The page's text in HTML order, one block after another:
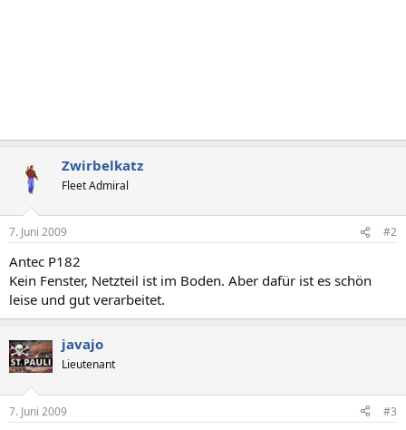
Zwirbelkatz
Fleet Admiral
7. Juni 2009 #2
Antec P182
Kein Fenster, Netzteil ist im Boden. Aber dafür ist es schön
leise und gut verarbeitet.
javajo
Lieutenant
7. Juni 2009 #3